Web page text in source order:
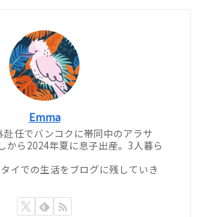
Emma
赴任でバンコクに帯同中のアラサ
から2024年夏に息子出産。3人暮ら
イでの生活をブログに残していき